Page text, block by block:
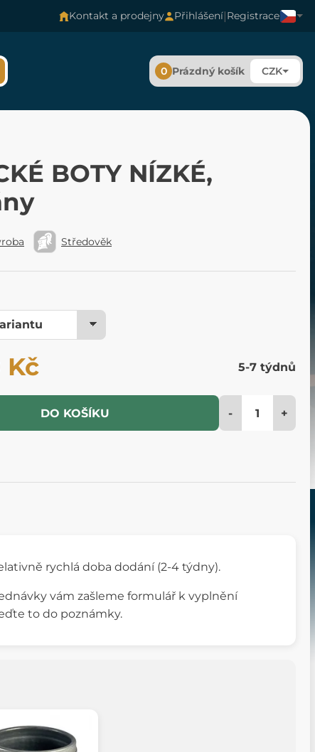
Kontakt a prodejny Přihlášení|Registrace
0 Prázdný košík CZK
BOTY NÍZKÉ,
Středověk
Kč 5-7 týdnů
DO KOŠÍKU - +
rychlá doba dodání (2-4 týdny).
vám zašleme formulář k vyplnění
to do poznámky.